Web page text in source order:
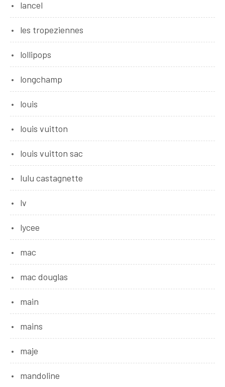
lancel
les tropeziennes
lollipops
longchamp
louis
louis vuitton
louis vuitton sac
lulu castagnette
lv
lycee
mac
mac douglas
main
mains
maje
mandoline